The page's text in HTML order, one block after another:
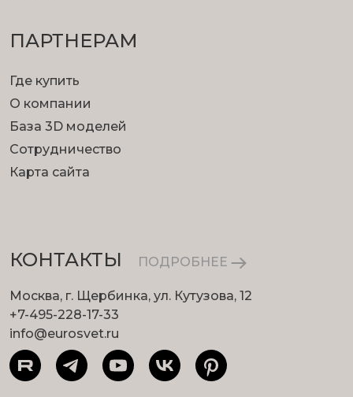
ПАРТНЕРАМ
Где купить
О компании
База 3D моделей
Сотрудничество
Карта сайта
КОНТАКТЫ ПОДРОБНЕЕ
Москва, г. Щербинка, ул. Кутузова, 12
+7-495-228-17-33
info@eurosvet.ru